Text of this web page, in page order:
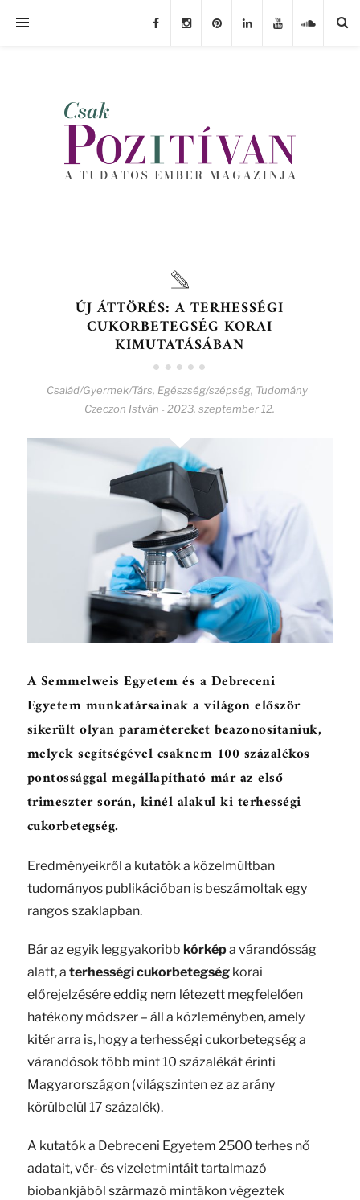
ÚJ ÁTTÖRÉS: A TERHESSÉGI
CUKORBETEGSÉG KORAI
KIMUTATÁSÁBAN
Család/Gyermek/Társ, Egészség/szépség, Tudomány -
Czeczon István - 2023. szeptember 12.
A Semmelweis Egyetem és a Debreceni
Egyetem munkatársainak a világon először
sikerült olyan paramétereket beazonosítaniuk,
melyek segítségével csaknem 100 százalékos
pontossággal megállapítható már az első
trimeszter során, kinél alakul ki terhességi
cukorbetegség.
Eredményeikről a kutatók a közelmúltban
tudományos publikációban is beszámoltak egy
rangos szaklapban.
Bár az egyik leggyakoribb kórképa várandósság
alatt, a terhességi cukorbetegségkorai
előrejelzésére eddig nem létezett megfelelően
hatékony módszer – áll a közleményben, amely
kitér arra is, hogy a terhességi cukorbetegség a
várandósok több mint 10 százalékát érinti
Magyarországon (világszinten ez az arány
körülbelül 17 százalék).
A kutatók a Debreceni Egyetem 2500 terhes nő
adatait, vér- és vizeletmintáit tartalmazó
biobankjából származó mintákon végeztek